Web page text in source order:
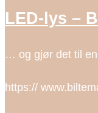
LED-lys –
… og gjør det til
https://